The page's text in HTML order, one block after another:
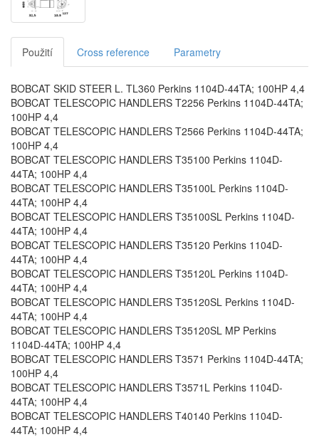
Použití Cross reference Parametry
BOBCAT SKID STEER L. TL360 Perkins 1104D-44TA; 100HP 4,4
BOBCAT TELESCOPIC HANDLERS T2256 Perkins 1104D-44TA;
100HP 4,4
BOBCAT TELESCOPIC HANDLERS T2566 Perkins 1104D-44TA;
100HP 4,4
BOBCAT TELESCOPIC HANDLERS T35100 Perkins 1104D-
44TA; 100HP 4,4
BOBCAT TELESCOPIC HANDLERS T35100L Perkins 1104D-
44TA; 100HP 4,4
BOBCAT TELESCOPIC HANDLERS T35100SL Perkins 1104D-
44TA; 100HP 4,4
BOBCAT TELESCOPIC HANDLERS T35120 Perkins 1104D-
44TA; 100HP 4,4
BOBCAT TELESCOPIC HANDLERS T35120L Perkins 1104D-
44TA; 100HP 4,4
BOBCAT TELESCOPIC HANDLERS T35120SL Perkins 1104D-
44TA; 100HP 4,4
BOBCAT TELESCOPIC HANDLERS T35120SL MP Perkins
1104D-44TA; 100HP 4,4
BOBCAT TELESCOPIC HANDLERS T3571 Perkins 1104D-44TA;
100HP 4,4
BOBCAT TELESCOPIC HANDLERS T3571L Perkins 1104D-
44TA; 100HP 4,4
BOBCAT TELESCOPIC HANDLERS T40140 Perkins 1104D-
44TA; 100HP 4,4